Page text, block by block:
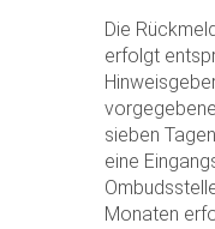
Die
erfolgt
sieben
eine
Monaten